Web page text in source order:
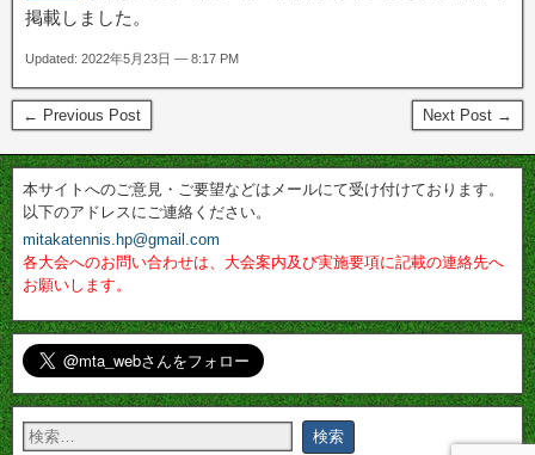
掲載しました。
Updated: 2022年5月23日 — 8:17 PM
← Previous Post Next Post →
本サイトへのご意見・ご要望などはメールにて受け付けております。
以下のアドレスにご連絡ください。
mitakatennis.hp@gmail.com
各大会へのお問い合わせは、大会案内及び実施要項に記載の連絡先へ
お願いします。